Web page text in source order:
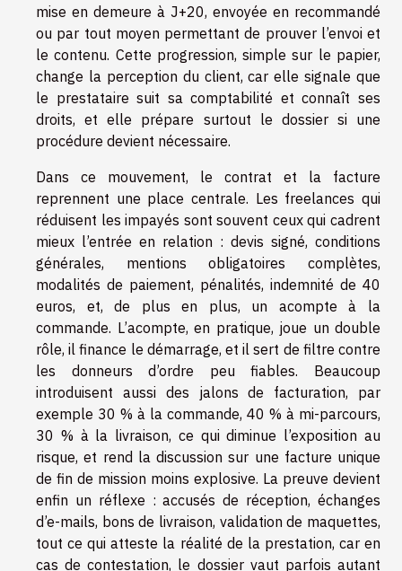
mise en demeure à J+20, envoyée en recommandé
ou par tout moyen permettant de prouver l’envoi et
le contenu. Cette progression, simple sur le papier,
change la perception du client, car elle signale que
le prestataire suit sa comptabilité et connaît ses
droits, et elle prépare surtout le dossier si une
procédure devient nécessaire.
Dans ce mouvement, le contrat et la facture
reprennent une place centrale. Les freelances qui
réduisent les impayés sont souvent ceux qui cadrent
mieux l’entrée en relation : devis signé, conditions
générales, mentions obligatoires complètes,
modalités de paiement, pénalités, indemnité de 40
euros, et, de plus en plus, un acompte à la
commande. L’acompte, en pratique, joue un double
rôle, il finance le démarrage, et il sert de filtre contre
les donneurs d’ordre peu fiables. Beaucoup
introduisent aussi des jalons de facturation, par
exemple 30 % à la commande, 40 % à mi-parcours,
30 % à la livraison, ce qui diminue l’exposition au
risque, et rend la discussion sur une facture unique
de fin de mission moins explosive. La preuve devient
enfin un réflexe : accusés de réception, échanges
d’e-mails, bons de livraison, validation de maquettes,
tout ce qui atteste la réalité de la prestation, car en
cas de contestation, le dossier vaut parfois autant